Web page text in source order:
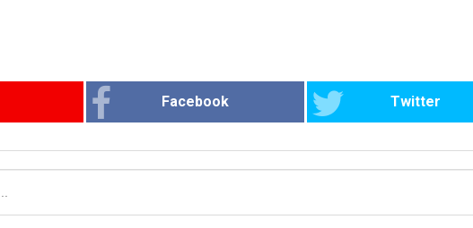
Facebook Twitter